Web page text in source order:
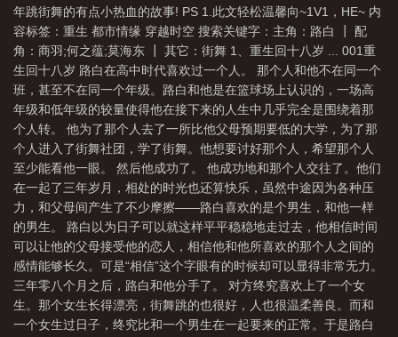
年跳街舞的有点小热血的故事! PS 1.此文轻松温馨向~1V1，HE~ 内
容标签：重生 都市情缘 穿越时空 搜索关键字：主角：路白 ┃ 配
角：商羽;何之蕴;莫海东 ┃ 其它：街舞 1、重生回十八岁 ... 001重
生回十八岁 路白在高中时代喜欢过一个人。 那个人和他不在同一个
班，甚至不在同一个年级。路白和他是在篮球场上认识的，一场高
年级和低年级的较量使得他在接下来的人生中几乎完全是围绕着那
个人转。 他为了那个人去了一所比他父母预期要低的大学，为了那
个人进入了街舞社团，学了街舞。他想要讨好那个人，希望那个人
至少能看他一眼。 然后他成功了。 他成功地和那个人交往了。他们
在一起了三年岁月，相处的时光也还算快乐，虽然中途因为各种压
力，和父母间产生了不少摩擦——路白喜欢的是个男生，和他一样
的男生。 路白以为日子可以就这样平平稳稳地走过去，他相信时间
可以让他的父母接受他的恋人，相信他和他所喜欢的那个人之间的
感情能够长久。可是“相信”这个字眼有的时候却可以显得非常无力。
三年零八个月之后，路白和他分手了。 对方终究喜欢上了一个女
生。那个女生长得漂亮，街舞跳的也很好，人也很温柔善良。而和
一个女生过日子，终究比和一个男生在一起要来的正常。于是路白